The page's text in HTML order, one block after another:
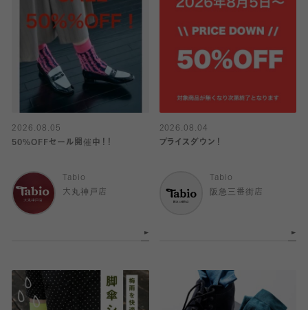
2026.08.05
50%OFFセール開催中！！
Tabio
大丸神戸店
2026.08.04
プライスダウン！
Tabio
阪急三番街店